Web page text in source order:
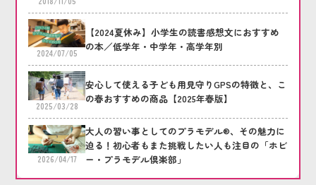
2024/07/05
【2024夏休み】小学生の読書感想文におすすめ
の本／低学年・中学年・高学年別
2025/03/28
安心して使える子ども用見守りGPSの特徴と、こ
の春おすすめの商品【2025年春版】
2026/04/17
大人の習い事としてのプラモデル®、その魅力に
迫る！初心者もまた挑戦したい人も注目の「ホビ
ー・プラモデル倶楽部」